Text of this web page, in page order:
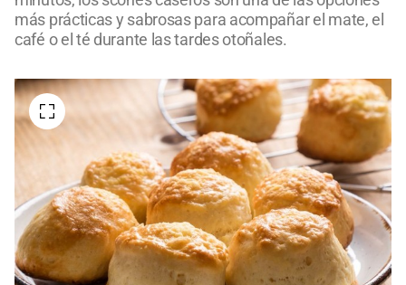
más prácticas y sabrosas para acompañar el mate, el
café o el té durante las tardes otoñales.